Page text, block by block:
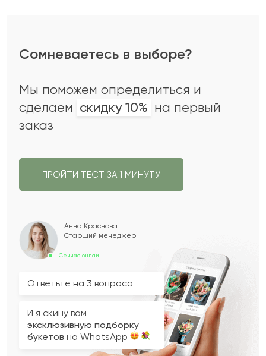
Сомневаетесь в выборе?
Мы поможем определиться и
сделаем скидку 10% на первый
заказ
ПРОЙТИ ТЕСТ ЗА 1 МИНУТУ
Сейчас онлайн
Анна Краснова
Старший менеджер
Ответьте на 3 вопроса
И я скину вам
эксклюзивную подборку
букетов на WhatsApp